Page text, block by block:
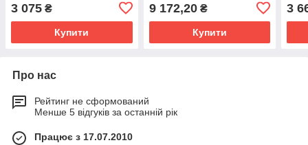
3 075 ₴
Купити
гнучким алюмінієвим
фланцем
9 172,20₴
Купити
3
Про нас
Рейтинг не сформований
Менше 5 відгуків за останній рік
Працює з 17.07.2010